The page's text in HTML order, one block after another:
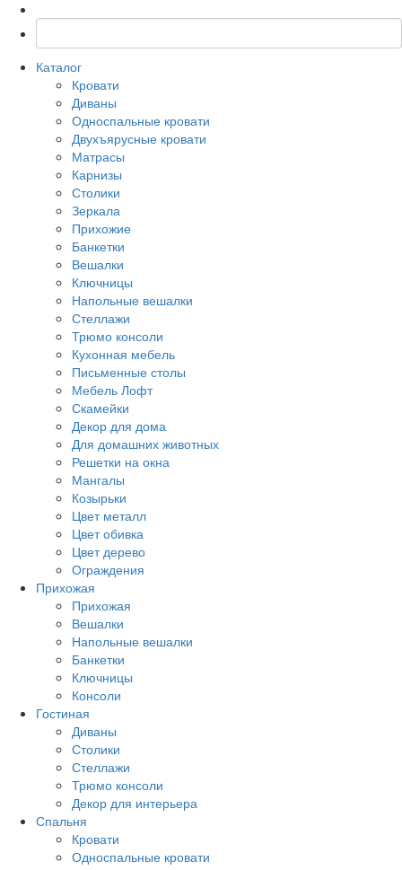
Каталог
Кровати
Диваны
Односпальные кровати
Двухъярусные кровати
Матрасы
Карнизы
Столики
Зеркала
Прихожие
Банкетки
Вешалки
Ключницы
Напольные вешалки
Стеллажи
Трюмо консоли
Кухонная мебель
Письменные столы
Мебель Лофт
Скамейки
Декор для дома
Для домашних животных
Решетки на окна
Мангалы
Козырьки
Цвет металл
Цвет обивка
Цвет дерево
Ограждения
Прихожая
Прихожая
Вешалки
Напольные вешалки
Банкетки
Ключницы
Консоли
Гостиная
Диваны
Столики
Стеллажи
Трюмо консоли
Декор для интерьера
Спальня
Кровати
Односпальные кровати